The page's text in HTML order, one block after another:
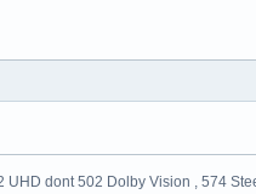
dont 502 Dolby Vision , 574